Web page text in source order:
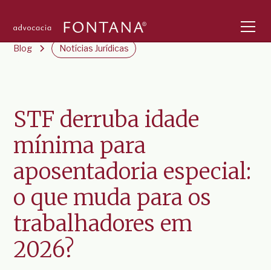
Blog
Notícias Jurídicas
STF derruba idade
mínima para
aposentadoria especial:
o que muda para os
trabalhadores em
2026?